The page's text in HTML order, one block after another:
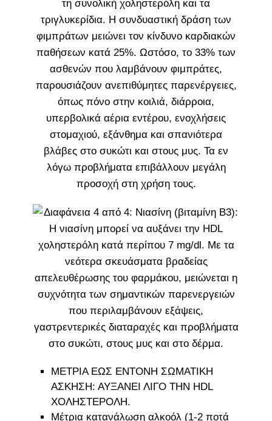
ΜΕΤΡΙΑ ΕΩΣ ΕΝΤΟΝΗ ΣΩΜΑΤΙΚΗ
ΑΣΚΗΣΗ: ΑΥΞΑΝΕΙ ΛΙΓΟ ΤΗΝ HDL
ΧΟΛΗΣΤΕΡΟΛΗ.
Μέτρια κατανάλωση αλκοόλ (1-2 ποτά